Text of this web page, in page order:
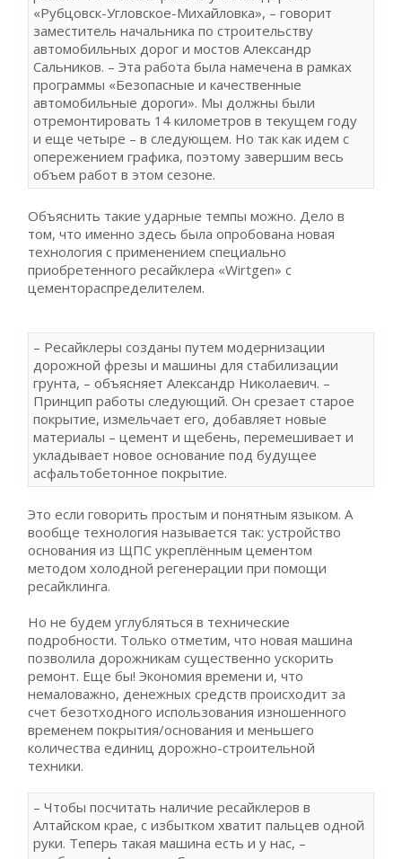
«Рубцовск-Угловское-Михайловка», – говорит
заместитель начальника по строительству
автомобильных дорог и мостов Александр
Сальников. – Эта работа была намечена в рамках
программы «Безопасные и качественные
автомобильные дороги». Мы должны были
отремонтировать 14 километров в текущем году
и еще четыре – в следующем. Но так как идем с
опережением графика, поэтому завершим весь
объем работ в этом сезоне.
Объяснить такие ударные темпы можно. Дело в
том, что именно здесь была опробована новая
технология с применением специально
приобретенного ресайклера «Wirtgen» с
цементораспределителем.
– Ресайклеры созданы путем модернизации
дорожной фрезы и машины для стабилизации
грунта, – объясняет Александр Николаевич. –
Принцип работы следующий. Он срезает старое
покрытие, измельчает его, добавляет новые
материалы – цемент и щебень, перемешивает и
укладывает новое основание под будущее
асфальтобетонное покрытие.
Это если говорить простым и понятным языком. А
вообще технология называется так: устройство
основания из ЩПС укреплённым цементом
методом холодной регенерации при помощи
ресайклинга.
Но не будем углубляться в технические
подробности. Только отметим, что новая машина
позволила дорожникам существенно ускорить
ремонт. Еще бы! Экономия времени и, что
немаловажно, денежных средств происходит за
счет безотходного использования изношенного
временем покрытия/основания и меньшего
количества единиц дорожно-строительной
техники.
– Чтобы посчитать наличие ресайклеров в
Алтайском крае, с избытком хватит пальцев одной
руки. Теперь такая машина есть и у нас, –